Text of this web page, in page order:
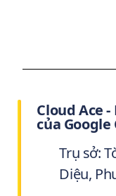
Cloud Ace
của Google
Trụ sở:
Diệu,